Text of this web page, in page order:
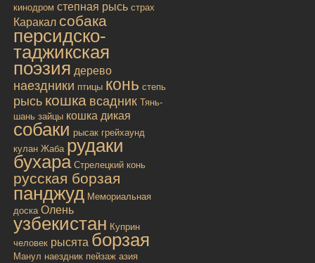
кинодром степная рысь страх
Каракал собака
персидско-
таджикская
поэзия дерево
наездники птицы конь степь
рысь кошка всадник Тянь-
шань зайцы кошка дикая
собаки рысак грейхаунд
кулан Жаба рудаки
бухара Стрелецкий конь
русская борзая
панджуд Мемориальная
доска Олень
узбекистан Куприн
человек рысята борзая
Манул наездник пейзаж азия